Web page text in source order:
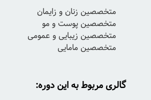
متخصصين زنان و زايمان
متخصصین پوست و مو
متخصصين زيبايى و عمومى
متخصصين مامايى
گالری مربوط به این دوره: